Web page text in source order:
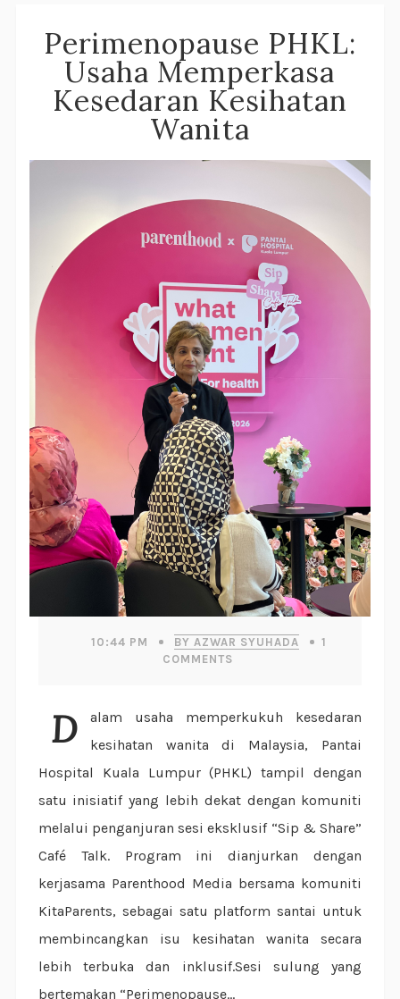
Perimenopause PHKL:
Usaha Memperkasa
Kesedaran Kesihatan
Wanita
10:44 PM BY AZWAR SYUHADA
1
COMMENTS
Dalam usaha memperkukuh kesedaran
kesihatan wanita di Malaysia, Pantai
Hospital Kuala Lumpur (PHKL) tampil dengan
satu inisiatif yang lebih dekat dengan komuniti
melalui penganjuran sesi eksklusif “Sip & Share”
Café Talk. Program ini dianjurkan dengan
kerjasama Parenthood Media bersama komuniti
KitaParents, sebagai satu platform santai untuk
membincangkan isu kesihatan wanita secara
lebih terbuka dan inklusif.Sesi sulung yang
bertemakan “Perimenopause...